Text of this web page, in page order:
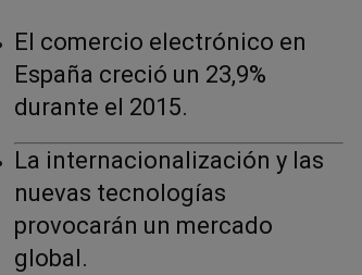
El comercio electrónico en
España creció un 23,9%
durante el 2015.
La internacionalización y las
nuevas tecnologías
provocarán un mercado
global.